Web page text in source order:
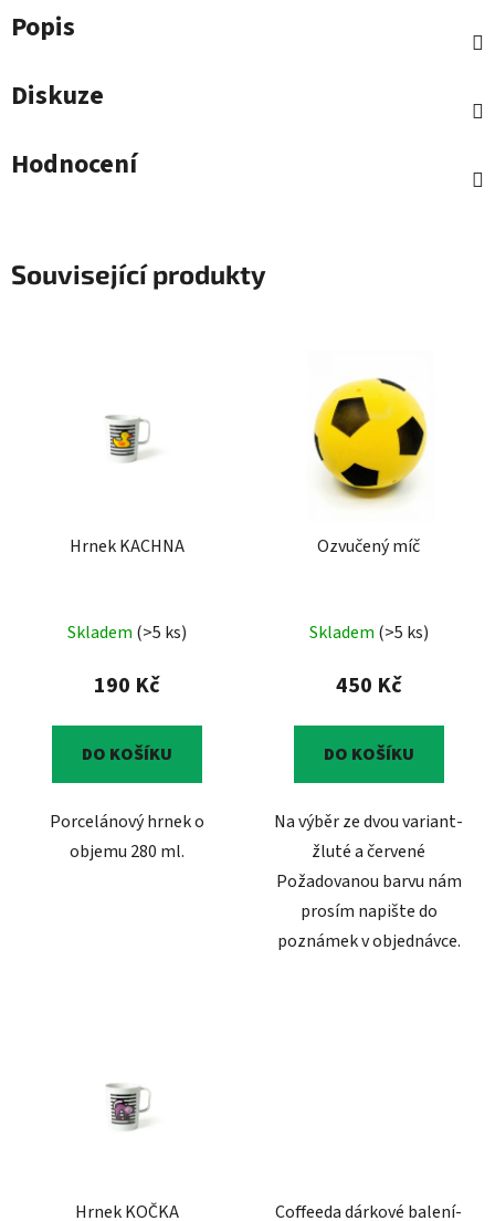
Popis
Diskuze
Hodnocení
Související produkty
Hrnek KACHNA
Skladem (>5 ks)
190 Kč
DO KOŠÍKU
Porcelánový hrnek o
objemu 280 ml.
Ozvučený míč
hodnocení
produktu
5,0
z
hvězdiček.
Skladem (>5 ks)
450 Kč
DO KOŠÍKU
Na výběr ze dvou variant-
žluté a červené
Požadovanou barvu nám
prosím napište do
poznámek v objednávce.
Hrnek KOČKA Coffeeda dárkové balení-